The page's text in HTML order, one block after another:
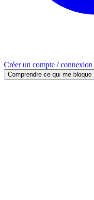
Créer un compte / connexion
Comprendre ce qui me bloque